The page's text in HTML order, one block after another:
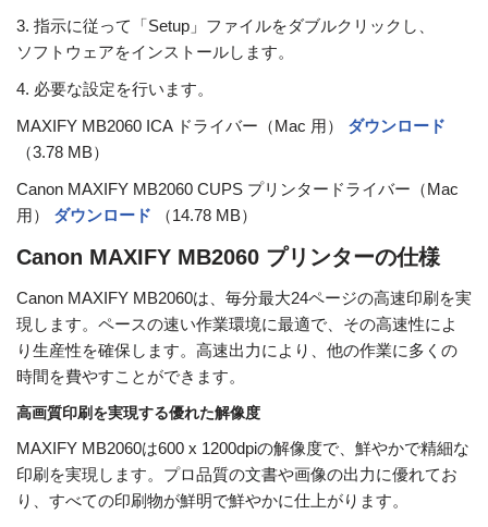
3. 指示に従って「Setup」ファイルをダブルクリックし、
ソフトウェアをインストールします。
4. 必要な設定を行います。
MAXIFY MB2060 ICA ドライバー（Mac 用） ダウンロード
（3.78 MB）
Canon MAXIFY MB2060 CUPS プリンタードライバー（Mac
用） ダウンロード （14.78 MB）
Canon MAXIFY MB2060 プリンターの仕様
Canon MAXIFY MB2060は、毎分最大24ページの高速印刷を実
現します。ペースの速い作業環境に最適で、その高速性によ
り生産性を確保します。高速出力により、他の作業に多くの
時間を費やすことができます。
高画質印刷を実現する優れた解像度
MAXIFY MB2060は600 x 1200dpiの解像度で、鮮やかで精細な
印刷を実現します。プロ品質の文書や画像の出力に優れてお
り、すべての印刷物が鮮明で鮮やかに仕上がります。